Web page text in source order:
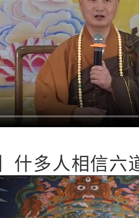
什多人相信